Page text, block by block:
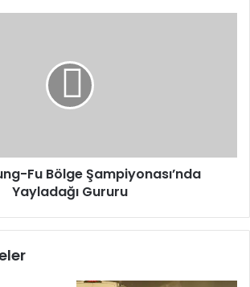
Fu Bölge Şampiyonası’nda
Yayladağı Gururu